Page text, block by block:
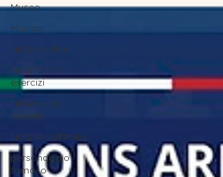
Museo
Musica
Notizie a livelli
Notizie con
esercizi
Notizie dal
mondo
Notizie dall'Italia
personaggio
famoso